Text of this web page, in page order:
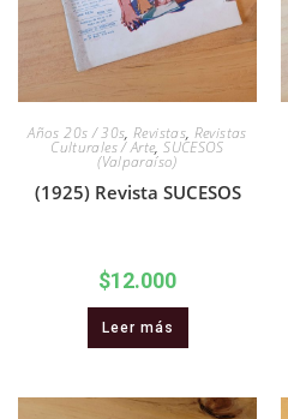
Años 20s / 30s,Revistas, Revistas
Culturales / Arte,SUCESOS
(Valparaíso)
(1925) Revista SUCESOS
$12.000
Leer más